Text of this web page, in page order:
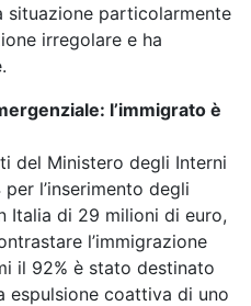
situazione particolarmente
irregolare e ha
l’immigrato è
del Ministero degli Interni
l’inserimento degli
Italia di 29 milioni di euro,
l’immigrazione
il 92% è stato destinato
espulsione coattiva di uno